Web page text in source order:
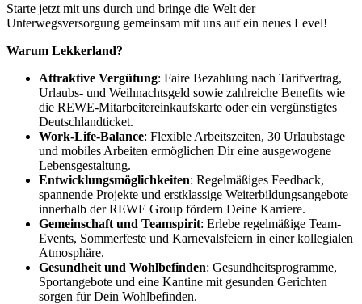
Starte jetzt mit uns durch und bringe die Welt der
Unterwegsversorgung gemeinsam mit uns auf ein neues Level!
Warum Lekkerland?
Attraktive Vergütung: Faire Bezahlung nach Tarifvertrag,
Urlaubs- und Weihnachtsgeld sowie zahlreiche Benefits wie
die REWE-Mitarbeitereinkaufskarte oder ein vergünstigtes
Deutschlandticket.
Work-Life-Balance: Flexible Arbeitszeiten, 30 Urlaubstage
und mobiles Arbeiten ermöglichen Dir eine ausgewogene
Lebensgestaltung.
Entwicklungsmöglichkeiten: Regelmäßiges Feedback,
spannende Projekte und erstklassige Weiterbildungsangebote
innerhalb der REWE Group fördern Deine Karriere.
Gemeinschaft und Teamspirit: Erlebe regelmäßige Team-
Events, Sommerfeste und Karnevalsfeiern in einer kollegialen
Atmosphäre.
Gesundheit und Wohlbefinden: Gesundheitsprogramme,
Sportangebote und eine Kantine mit gesunden Gerichten
sorgen für Dein Wohlbefinden.